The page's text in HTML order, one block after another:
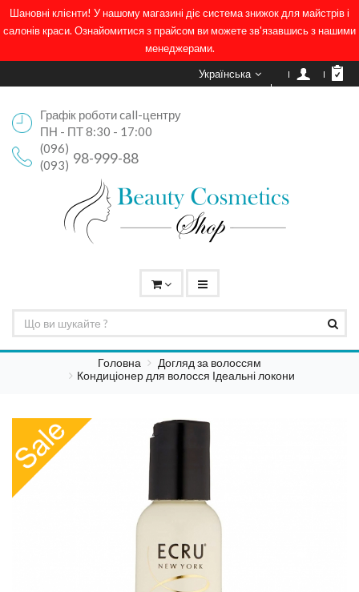
Шановні клієнти! У нашому магазині діє система знижок для майстрів і
салонів краси. Ознайомитися з прайсом ви можете зв'язавшись з нашими
менеджерами.
Українська
Графік роботи call-центру
ПН - ПТ 8:30 - 17:00
(096)
98-999-88
(093)
Головна
Догляд за волоссям
Кондиціонер для волосся Ідеальні локони